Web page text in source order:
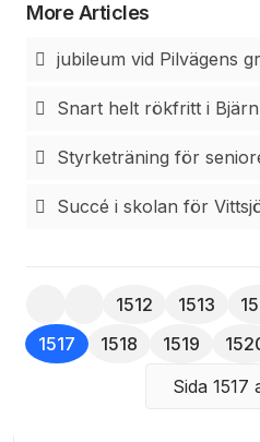
More Articles
jubileum vid Pilvägens
Snart helt rökfritt i
Styrketräning för
Succé i skolan för
1512 1513
1517
1518 1519
Sida 1517